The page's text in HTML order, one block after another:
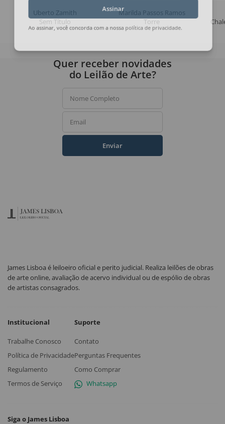
Uberto Zamith
Sem Título
Marilda Passos Ramos
Torre
Assinar
Quer receber novidades
do Leilão de Arte?
Nome Completo
Email
Enviar
James Lisboa é leiloeiro oficial e perito judicial. Realiza leilões de obras
de arte online, avaliação de acervo individual ou de espólio de obras
de artistas consagrados.
Institucional
Trabalhe Conosco
Política de Privacidade
Regulamento
Termos de Serviço
Suporte
Contato
Perguntas Frequentes
Como Comprar
Whatsapp
Siga o James Lisboa